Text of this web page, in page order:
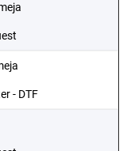
- DTF